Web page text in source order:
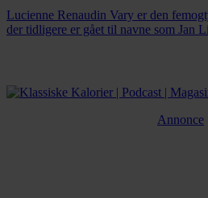
Lucienne Renaudin Vary er den
der tidligere er gået til navne som Jan
Annonce